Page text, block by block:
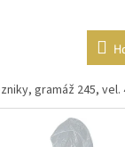
gramáž 245, vel.